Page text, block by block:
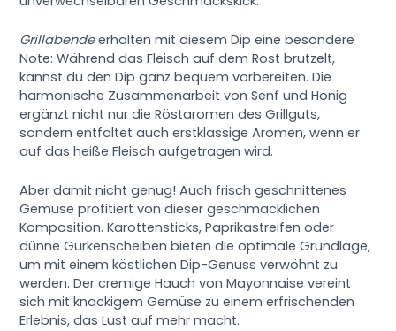
Grillabendeerhalten mit diesem Dip eine besondere
Note: Während das Fleisch auf dem Rost brutzelt,
kannst du den Dip ganz bequem vorbereiten. Die
harmonische Zusammenarbeit von Senf und Honig
ergänzt nicht nur die Röstaromen des Grillguts,
sondern entfaltet auch erstklassige Aromen, wenn er
auf das heiße Fleisch aufgetragen wird.
Aber damit nicht genug! Auch frisch geschnittenes
Gemüse profitiert von dieser geschmacklichen
Komposition. Karottensticks, Paprikastreifen oder
dünne Gurkenscheiben bieten die optimale Grundlage,
um mit einem köstlichen Dip-Genuss verwöhnt zu
werden. Der cremige Hauch von Mayonnaise vereint
sich mit knackigem Gemüse zu einem erfrischenden
Erlebnis, das Lust auf mehr macht.